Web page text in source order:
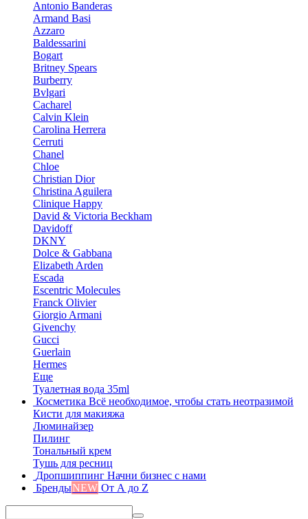
Antonio Banderas
Armand Basi
Azzaro
Baldessarini
Bogart
Britney Spears
Burberry
Bvlgari
Cacharel
Calvin Klein
Carolina Herrera
Cerruti
Chanel
Chloe
Christian Dior
Christina Aguilera
Clinique Happy
David & Victoria Beckham
Davidoff
DKNY
Dolce & Gabbana
Elizabeth Arden
Escada
Escentric Molecules
Franck Olivier
Giorgio Armani
Givenchy
Gucci
Guerlain
Hermes
Еще
Туалетная вода 35ml
Косметика Всё необходимое, чтобы стать неотразимой
Кисти для макияжа
Люминайзер
Пилинг
Тональный крем
Тушь для ресниц
Дропшиппинг Начни бизнес с нами
БрендыNEW От А до Z